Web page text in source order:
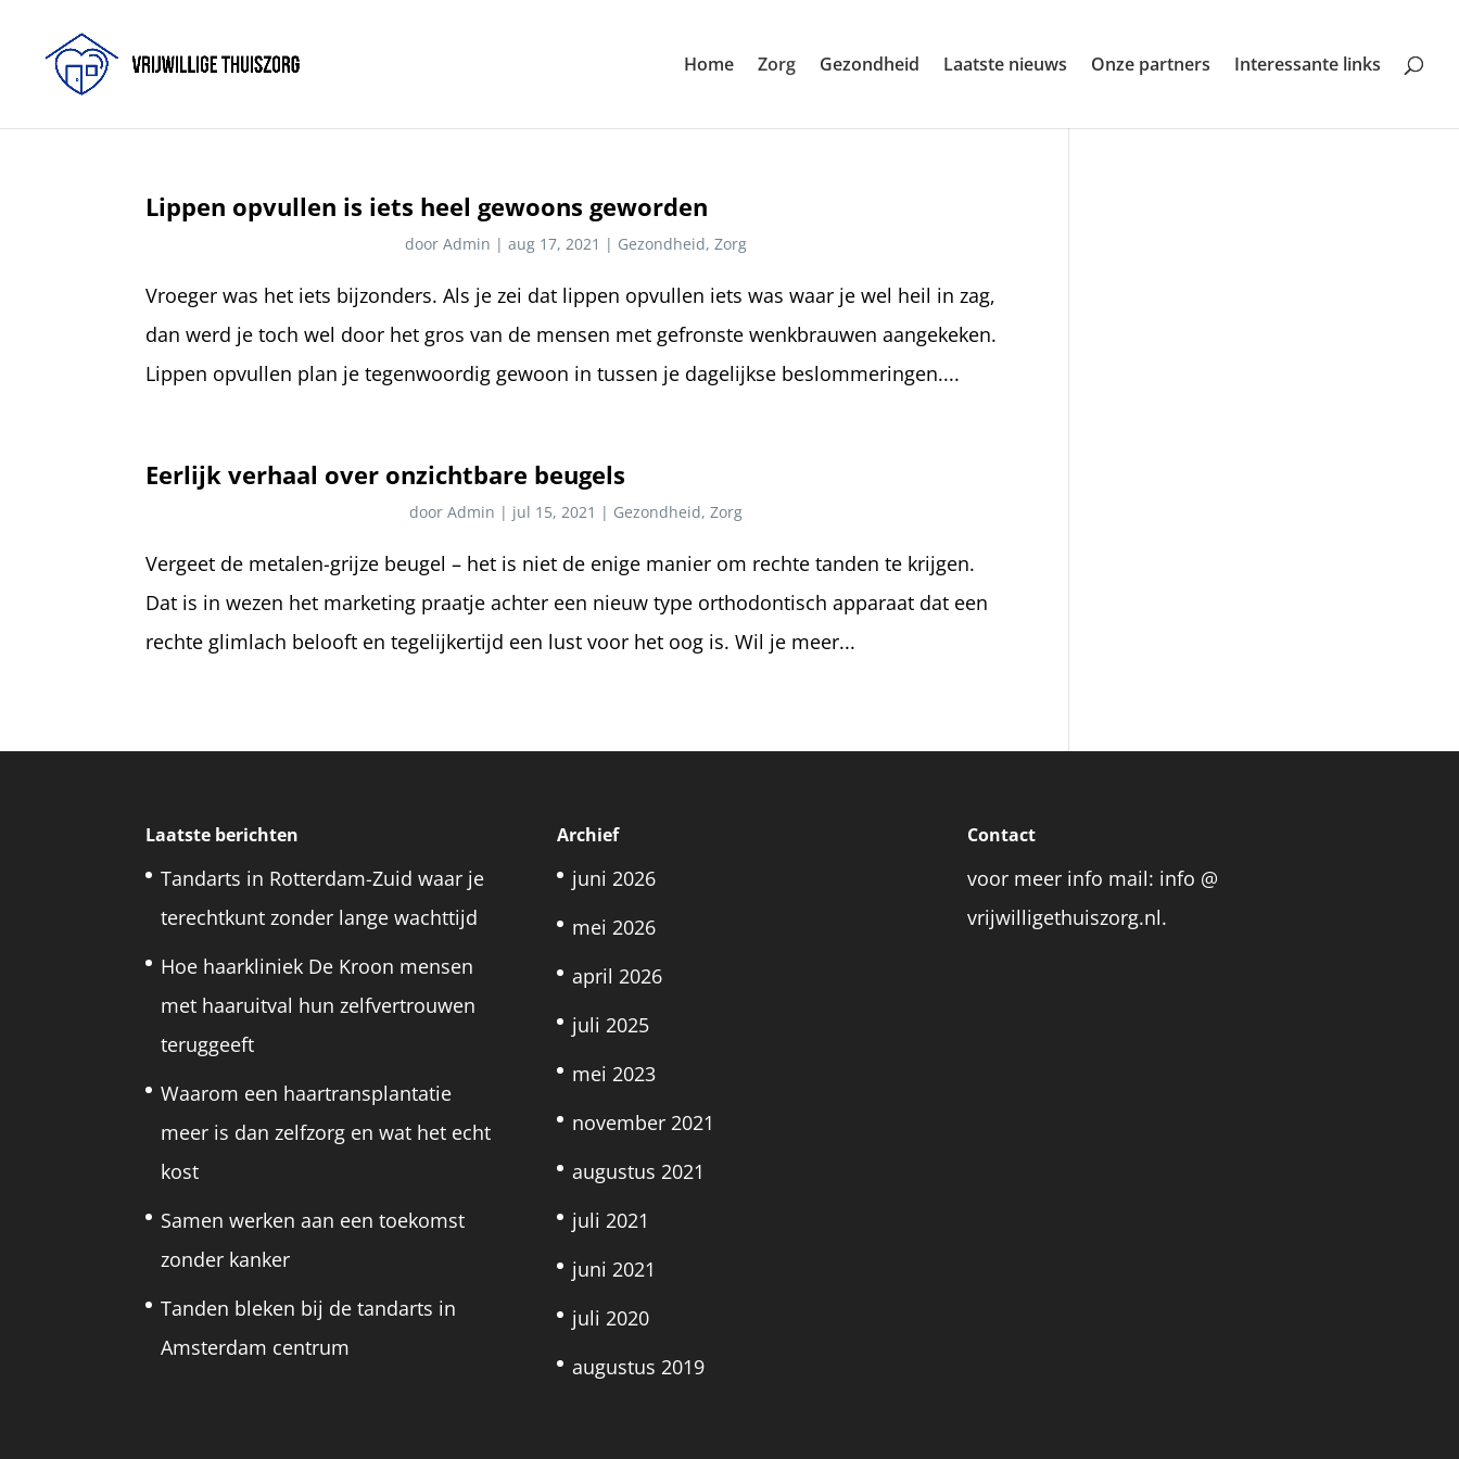
Home Zorg Gezondheid Laatste nieuws Onze partners Interessante links
Lippen opvullen is iets heel gewoons geworden
door Admin | aug 17, 2021 | Gezondheid, Zorg
Vroeger was het iets bijzonders. Als je zei dat lippen opvullen iets was waar je wel heil in zag,
dan werd je toch wel door het gros van de mensen met gefronste wenkbrauwen aangekeken.
Lippen opvullen plan je tegenwoordig gewoon in tussen je dagelijkse beslommeringen....
Eerlijk verhaal over onzichtbare beugels
door Admin | jul 15, 2021 | Gezondheid, Zorg
Vergeet de metalen-grijze beugel – het is niet de enige manier om rechte tanden te krijgen.
Dat is in wezen het marketing praatje achter een nieuw type orthodontisch apparaat dat een
rechte glimlach belooft en tegelijkertijd een lust voor het oog is. Wil je meer...
Laatste berichten
Tandarts in Rotterdam-Zuid waar je
terechtkunt zonder lange wachttijd
Hoe haarkliniek De Kroon mensen
met haaruitval hun zelfvertrouwen
teruggeeft
Waarom een haartransplantatie
meer is dan zelfzorg en wat het echt
kost
Samen werken aan een toekomst
zonder kanker
Tanden bleken bij de tandarts in
Amsterdam centrum
Archief
juni 2026
mei 2026
april 2026
juli 2025
mei 2023
november 2021
augustus 2021
juli 2021
juni 2021
juli 2020
augustus 2019
Contact
voor meer info mail: info @
vrijwilligethuiszorg.nl.